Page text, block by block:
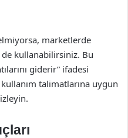
marketlerde
kullanabilirsiniz. Bu
giderir” ifadesi
talimatlarına uygun